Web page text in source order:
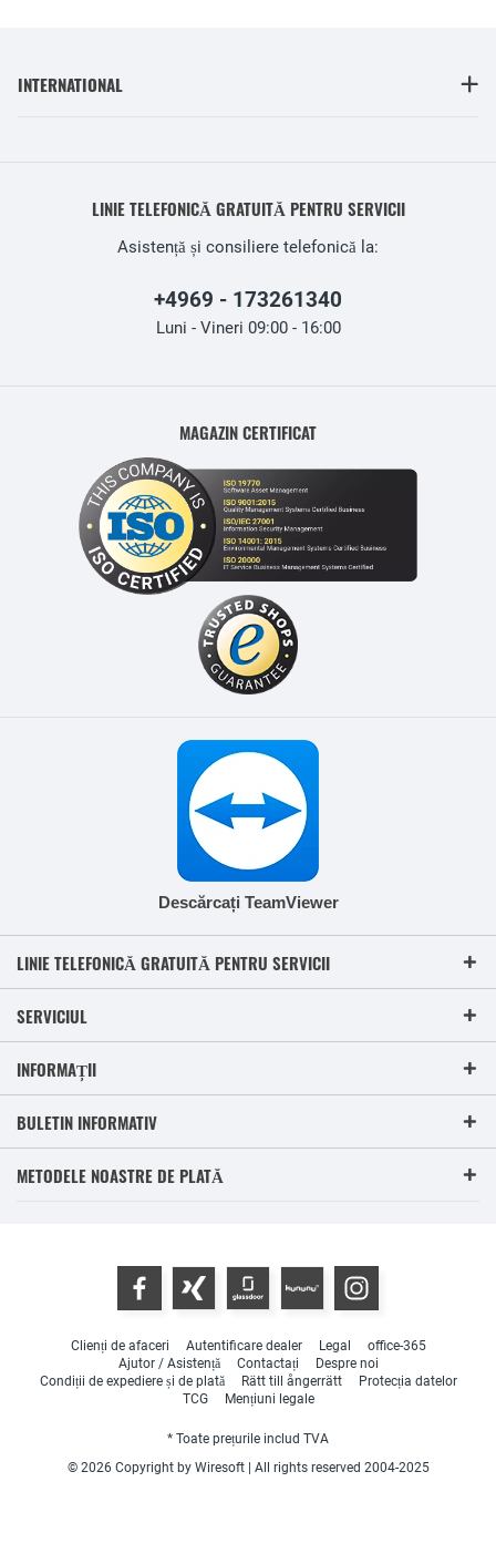
INTERNATIONAL
LINIE TELEFONICĂ GRATUITĂ PENTRU SERVICII
Asistență și consiliere telefonică la:
+4969 - 173261340
Luni - Vineri 09:00 - 16:00
MAGAZIN CERTIFICAT
Descărcați TeamViewer
LINIE TELEFONICĂ GRATUITĂ PENTRU SERVICII
SERVICIUL
INFORMAȚII
BULETIN INFORMATIV
METODELE NOASTRE DE PLATĂ
Clienți de afaceri Autentificare dealer Legal
office-365
Ajutor / Asistență
Contactați
Despre noi
Condiții de expediere și de plată
Rätt till ångerrätt
Protecția datelor
TCG
Mențiuni legale
* Toate prețurile includ TVA
© 2026 Copyright by Wiresoft | All rights reserved 2004-2025